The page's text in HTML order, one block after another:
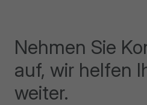
Nehmen Sie
auf, wir helfen
weiter.